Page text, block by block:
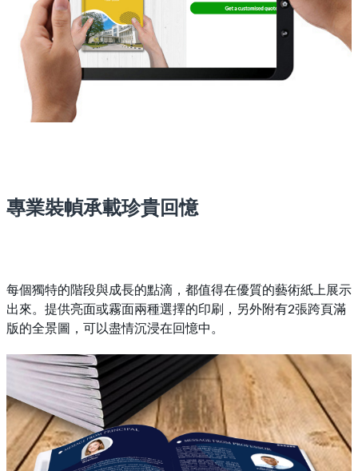
專業裝幀承載珍貴回憶
每個獨特的階段與成長的點滴，都值得在優質的藝術紙上展示
出來。提供亮面或霧面兩種選擇的印刷，另外附有2張跨頁滿
版的全景圖，可以盡情沉浸在回憶中。